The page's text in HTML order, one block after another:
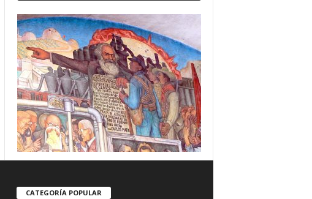
CATEGORÍA POPULAR